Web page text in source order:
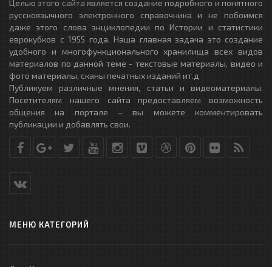
Целью этого сайта является создание подробного и понятного
русскоязычного электронного справочника и не побоимся
даже этого слова энциклопедии по Истории и статистики
еврокубков с 1955 года. Наша главная задача это создание
удобного и многофункционального хранилища всех видов
материалов по данной теме - текстовые материалы, видео и
фото материалы, сканы печатных изданий ит.д
Публикуем различные мнения, статьи и видеоматериалы.
Посетителям нашего сайта предоставляем возможность
общения на портале – вы можете комментировать
публикации и добавлять свои.
МЕНЮ КАТЕГОРИЙ